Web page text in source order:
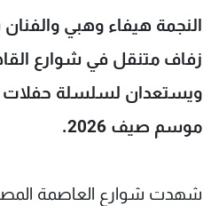
النجمة هيفاء وهبي
زفاف متنقل في شوارع
ويستعدان لسلسلة
موسم صيف 2026.
شهدت شوارع العاصمة
شاهد البرامج
عن MTV
لاعلاناتكم